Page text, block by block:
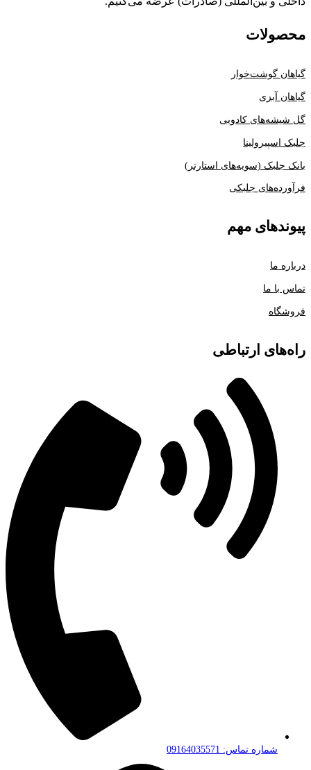
محصولات
گیاهان گوشت‌خوار
گیاهان آبزی
گل شیشه‌های کادویی
جلبک اسپیرولینا
بانک جلبک (سویه‌های استارتر)
فرآورده‌های جلبکی
پیوندهای مهم
درباره ما
تماس با ما
فروشگاه
راه‌های ارتباطی
شماره تماس: 09164035571